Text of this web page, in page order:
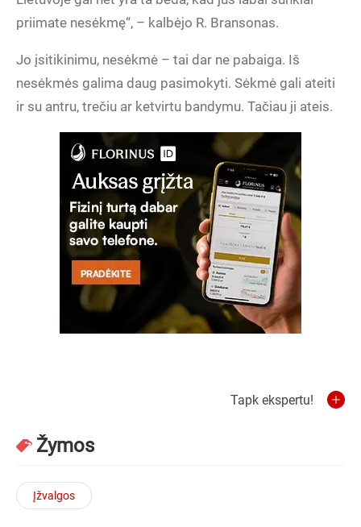
priimate nesėkmę“, – kalbėjo R. Bransonas.
Jo įsitikinimu, nesėkmė – tai dar ne pabaiga. Iš
nesėkmės galima daug pasimokyti. Sėkmė gali ateiti
ir su antru, trečiu ar ketvirtu bandymu. Tačiau ji ateis.
Tapk ekspertu!
Žymos
Įžvalgos